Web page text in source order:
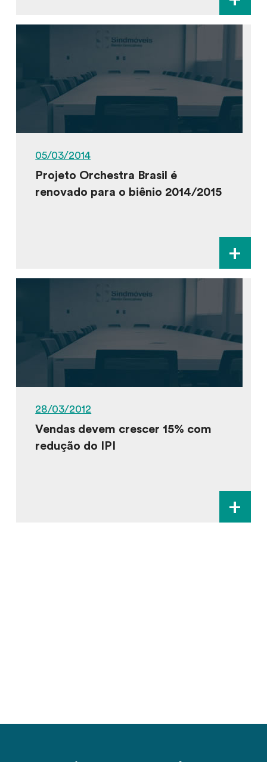
05/03/2014
Projeto Orchestra Brasil é
renovado para o biênio 2014/2015
+
28/03/2012
Vendas devem crescer 15% com
redução do IPI
+